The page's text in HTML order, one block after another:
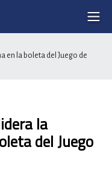
en la boleta del Juego de
la
del Juego